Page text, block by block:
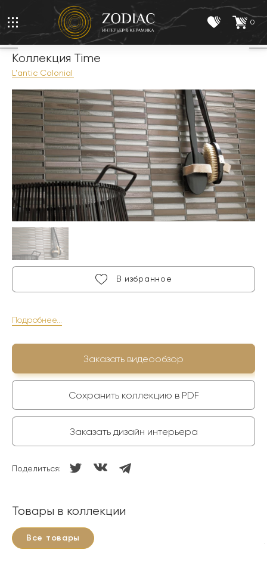
0
Коллекция Time
L'antic Colonial
В избранное
Подробнее...
Заказать видеообзор
Сохранить коллекцию в PDF
Заказать дизайн интерьера
Поделиться:
Товары в коллекции
Все товары